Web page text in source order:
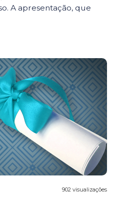
A apresentação, que
902 visualizações